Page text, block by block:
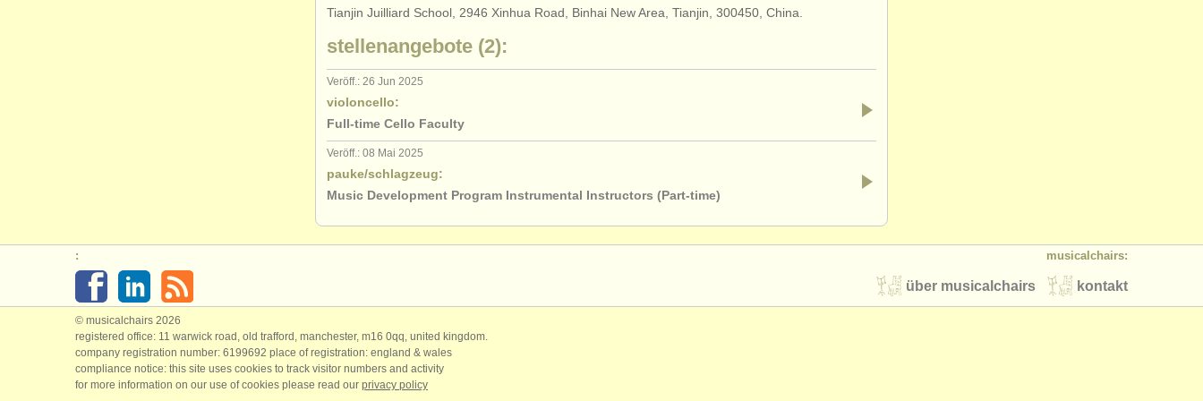
Tianjin Juilliard School, 2946 Xinhua Road, Binhai New Area, Tianjin, 300450, China.
stellenangebote (2):
Veröff.: 26 Jun 2025
violoncello:
Full-time Cello Faculty
Veröff.: 08 Mai 2025
pauke/schlagzeug:
Music Development Program Instrumental Instructors (Part-time)
musicalchairs:
kontakt
über musicalchairs
:
© musicalchairs 2026
registered office: 11 warwick road, old trafford, manchester, m16 0qq, united kingdom.
company registration number: ​6199692 place of registration: england & wales
compliance notice: ​this site uses cookies to track visitor numbers and activity
for more information on our use of cookies please read our privacy policy